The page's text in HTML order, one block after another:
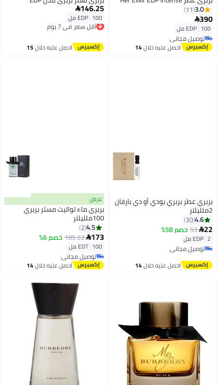
3.0
11
390
EDP|100 مل
توصيل مجاني
توصيل مجانياحصل عليه خلال14
146.25
EDP|100 ملأقل سعر في 7 يوم
توصيل مجاني
احصل عليه خلال15
بربري عطر بربري بودي أو دي بارفان
2ملليلتر
4.6
30
22
53 خصم 58%
EDP|2 مل
توصيل مجاني
توصيل مجاني
احصل عليه خلال14
عرض
بربري ماء تواليت مستر بربري
100ملليلتر
4.5
2
173
185.22خصم 6%
EDT|100 مل
توصيل مجاني
توصيل مجانياحصل عليه خلال14